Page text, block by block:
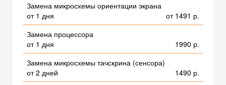
Замена микросхемы ориентации экрана
от 1 дня
от 1491 р.
Замена процессора
от 1 дня
1990 р.
Замена микросхемы тачскрина (сенсора)
от 2 дней
1490 р.